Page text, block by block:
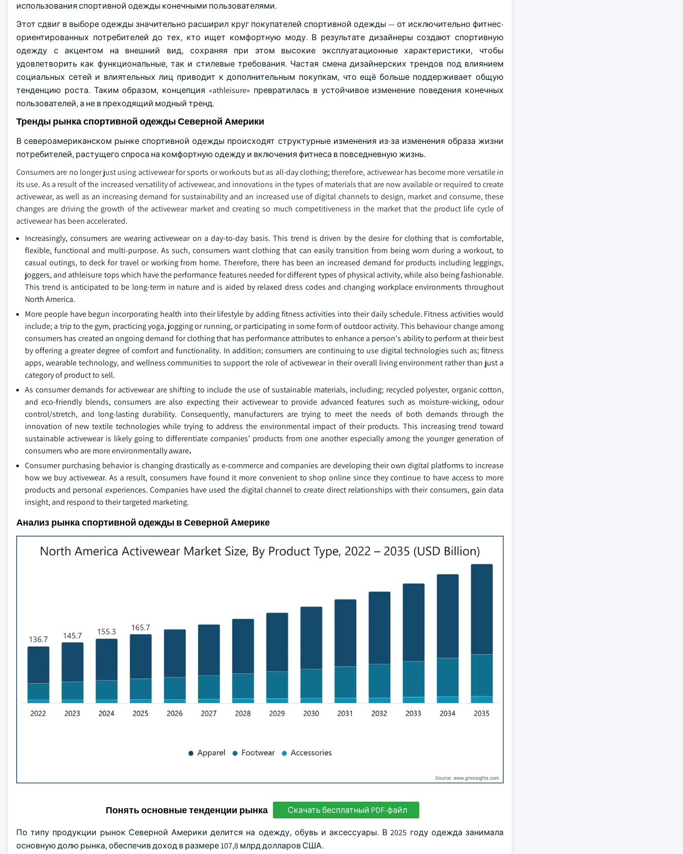
использования спортивной одежды конечными пользователями.
Этот сдвиг в выборе одежды значительно расширил круг покупателей спортивной одежды — от исключительно фитнес-
ориентированных потребителей до тех, кто ищет комфортную моду. В результате дизайнеры создают спортивную
одежду с акцентом на внешний вид, сохраняя при этом высокие эксплуатационные характеристики, чтобы
удовлетворить как функциональные, так и стилевые требования. Частая смена дизайнерских трендов под влиянием
социальных сетей и влиятельных лиц приводит к дополнительным покупкам, что ещё больше поддерживает общую
тенденцию роста. Таким образом, концепция «athleisure» превратилась в устойчивое изменение поведения конечных
пользователей, а не в преходящий модный тренд.
Тренды рынка спортивной одежды Северной Америки
В североамериканском рынке спортивной одежды происходят структурные изменения из-за изменения образа жизни
потребителей, растущего спроса на комфортную одежду и включения фитнеса в повседневную жизнь.
Consumers are no longer just using activewear for sports or workouts but as all-day clothing; therefore, activewear has become more versatile in
its use. As a result of the increased versatility of activewear, and innovations in the types of materials that are now available or required to create
activewear, as well as an increasing demand for sustainability and an increased use of digital channels to design, market and consume, these
changes are driving the growth of the activewear market and creating so much competitiveness in the market that the product life cycle of
activewear has been accelerated.
Increasingly, consumers are wearing activewear on a day-to-day basis. This trend is driven by the desire for clothing that is comfortable,
flexible, functional and multi-purpose. As such, consumers want clothing that can easily transition from being worn during a workout, to
casual outings, to deck for travel or working from home. Therefore, there has been an increased demand for products including leggings,
joggers, and athleisure tops which have the performance features needed for different types of physical activity, while also being fashionable.
This trend is anticipated to be long-term in nature and is aided by relaxed dress codes and changing workplace environments throughout
North America.
More people have begun incorporating health into their lifestyle by adding fitness activities into their daily schedule. Fitness activities would
include; a trip to the gym, practicing yoga, jogging or running, or participating in some form of outdoor activity. This behaviour change among
consumers has created an ongoing demand for clothing that has performance attributes to enhance a person's ability to perform at their best
by offering a greater degree of comfort and functionality. In addition; consumers are continuing to use digital technologies such as; fitness
apps, wearable technology, and wellness communities to support the role of activewear in their overall living environment rather than just a
category of product to sell.
As consumer demands for activewear are shifting to include the use of sustainable materials, including; recycled polyester, organic cotton,
and eco-friendly blends, consumers are also expecting their activewear to provide advanced features such as moisture-wicking, odour
control/stretch, and long-lasting durability. Consequently, manufacturers are trying to meet the needs of both demands through the
innovation of new textile technologies while trying to address the environmental impact of their products. This increasing trend toward
sustainable activewear is likely going to differentiate companies’ products from one another especially among the younger generation of
consumers who are more environmentally aware.
Consumer purchasing behavior is changing drastically as e-commerce and companies are developing their own digital platforms to increase
how we buy activewear. As a result, consumers have found it more convenient to shop online since they continue to have access to more
products and personal experiences. Companies have used the digital channel to create direct relationships with their consumers, gain data
insight, and respond to their targeted marketing.
Анализ рынка спортивной одежды в Северной Америке
Понять основные тенденции рынка Скачать бесплатный PDF-файл
По типу продукции рынок Северной Америки делится на одежду, обувь и аксессуары. В 2025 году одежда занимала
основную долю рынка, обеспечив доход в размере 107,8 млрд долларов США.